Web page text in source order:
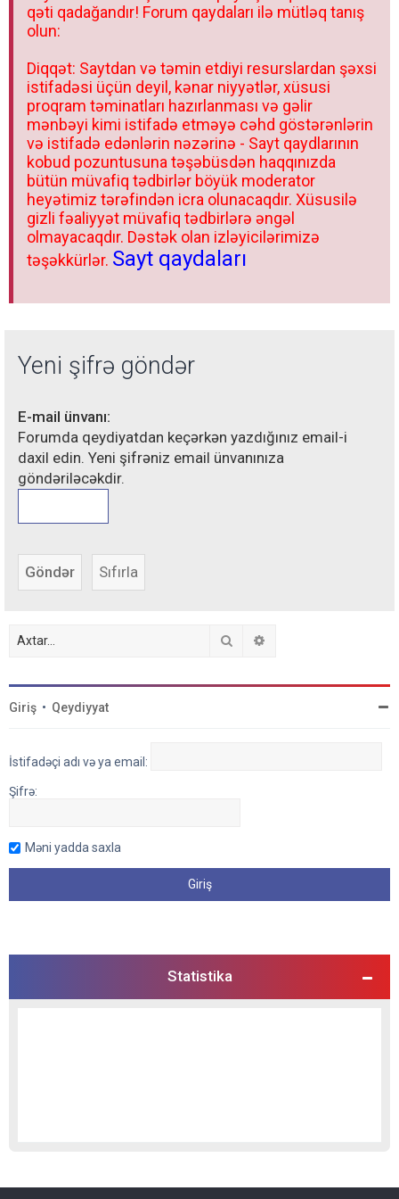
qəti qadağandır! Forum qaydaları ilə mütləq tanış
olun:
Diqqət: Saytdan və təmin etdiyi resurslardan şəxsi
istifadəsi üçün deyil, kənar niyyətlər, xüsusi
proqram təminatları hazırlanması və gəlir
mənbəyi kimi istifadə etməyə cəhd göstərənlərin
və istifadə edənlərin nəzərinə - Sayt qaydlarının
kobud pozuntusuna təşəbüsdən haqqınızda
bütün müvafiq tədbirlər böyük moderator
heyətimiz tərəfindən icra olunacaqdır. Xüsusilə
gizli fəaliyyət müvafiq tədbirlərə əngəl
olmayacaqdır. Dəstək olan izləyicilərimizə
təşəkkürlər. Sayt qaydaları
Yeni şifrə göndər
E-mail ünvanı:
Forumda qeydiyatdan keçərkən yazdığınız email-i
daxil edin. Yeni şifrəniz email ünvanınıza
göndəriləcəkdir.
Axtar
Giriş • Qeydiyyat
İstifadəçi adı və ya email:
Şifrə:
Məni yadda saxla
Statistika